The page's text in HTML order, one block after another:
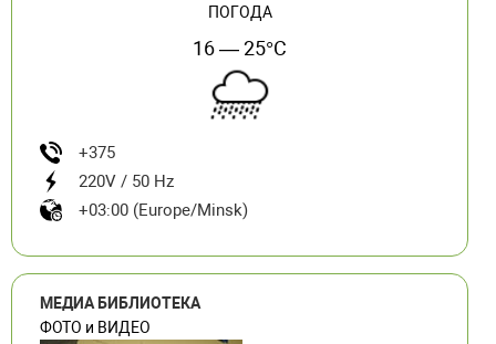
ПОГОДА
16 — 25°C
+375
220V / 50 Hz
+03:00 (Europe/Minsk)
МЕДИА БИБЛИОТЕКА
ФОТО и ВИДЕО